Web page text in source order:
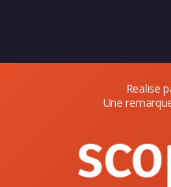
Realise
Une